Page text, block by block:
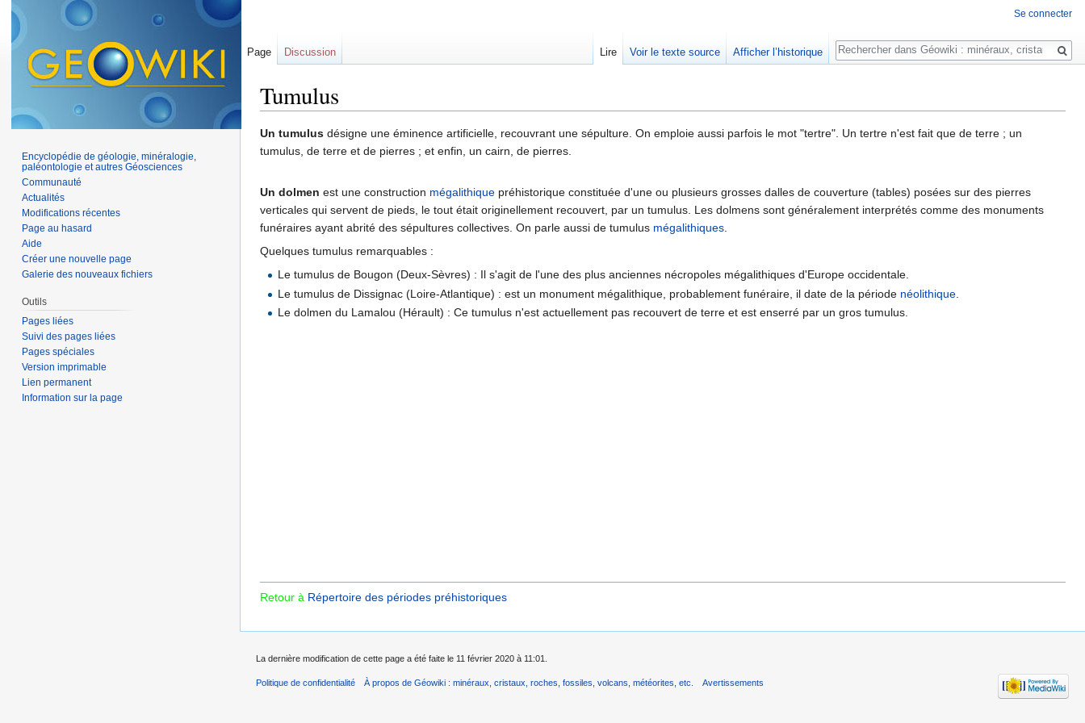
Tumulus
Un tumulus désigne une éminence artificielle, recouvrant une sépulture. On emploie aussi parfois le mot "tertre". Un tertre n'est fait que de terre ; un
tumulus, de terre et de pierres ; et enfin, un cairn, de pierres.
Un dolmen est une construction mégalithique préhistorique constituée d'une ou plusieurs grosses dalles de couverture (tables) posées sur des pierres
verticales qui servent de pieds, le tout était originellement recouvert, par un tumulus. Les dolmens sont généralement interprétés comme des monuments
funéraires ayant abrité des sépultures collectives. On parle aussi de tumulus mégalithiques.
Quelques tumulus remarquables :
Le tumulus de Bougon (Deux-Sèvres) : Il s'agit de l'une des plus anciennes nécropoles mégalithiques d'Europe occidentale.
Le tumulus de Dissignac (Loire-Atlantique) : est un monument mégalithique, probablement funéraire, il date de la période néolithique
Le dolmen du Lamalou (Hérault) : Ce tumulus n'est actuellement pas recouvert de terre et est enserré par un gros tumulus.
Retour à Répertoire des périodes préhistoriques
Se connecter
Page Discussion Lire Voir le texte source Afficher l’historique
Rechercher
Encyclopédie de géologie, minéralogie,
paléontologie et autres Géosciences
Communauté
Actualités
Modifications récentes
Page au hasard
Aide
Créer une nouvelle page
Galerie des nouveaux fichiers
Outils
Pages liées
Suivi des pages liées
Pages spéciales
Version imprimable
Lien permanent
Information sur la page
La dernière modification de cette page a été faite le 11 février 2020 à 11:01.
Politique de confidentialité À propos de Géowiki : minéraux, cristaux, roches, fossiles, volcans, météorites, etc. Avertissements